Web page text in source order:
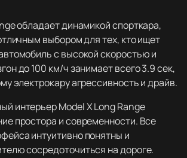
обладает динамикой спорткара,
выбором для тех, кто ищет
с высокой скоростью и
до 100 км/ч занимает всего 3.9 сек,
электрокару агрессивность и драйв.
интерьер Model X Long Range
простора и современности. Все
интуитивно понятны и
сосредоточиться на дороге.